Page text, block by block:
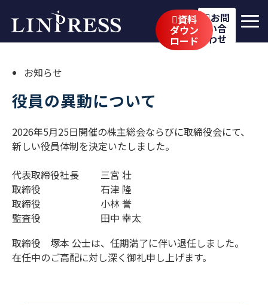
資料
ダウン
ロード
お問
い合
わせ
公開講座
イベント・セミナー
ブログ
企業情報
採用情報
お知らせ
役員の異動について
2026年5月25日開催の株主総会ならびに取締役会にて、
新しい役員体制を決定いたしました。
代表取締役社長 三宮 壮
取締役 石津 隆
取締役 小林 誉
監査役 田中 幸太
取締役 塚本 公士は、任期満了に伴い退任しました。
在任中のご高配に対し深く御礼申し上げます。